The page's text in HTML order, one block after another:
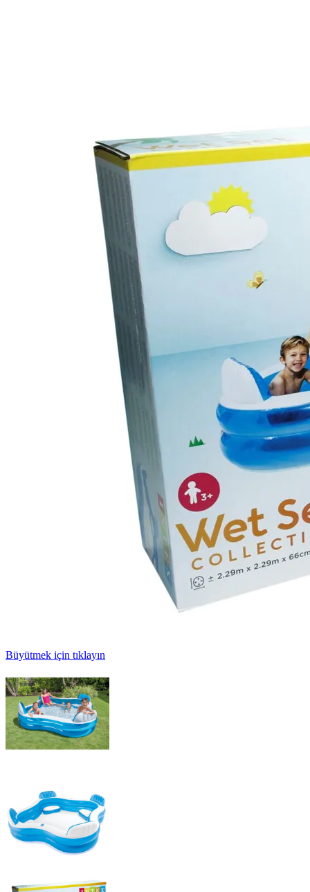
Büyütmek için tıklayın